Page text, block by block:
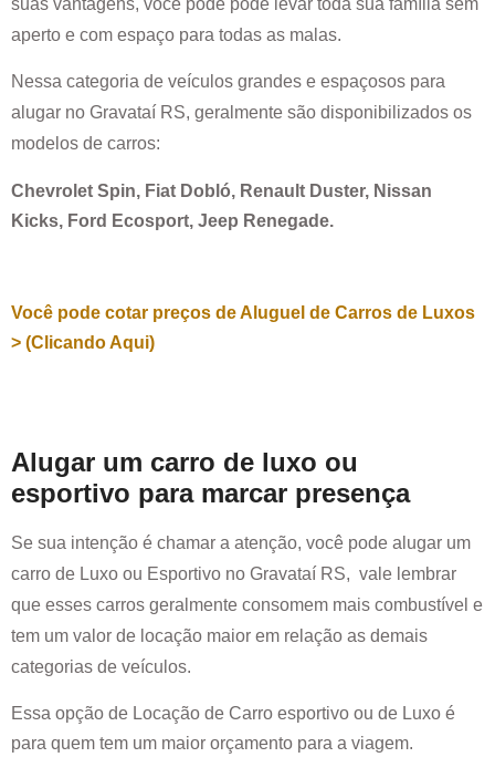
suas vantagens, você pode pode levar toda sua família sem
aperto e com espaço para todas as malas.
Nessa categoria de veículos grandes e espaçosos para
alugar no Gravataí RS, geralmente são disponibilizados os
modelos de carros:
Chevrolet Spin, Fiat Dobló, Renault Duster, Nissan
Kicks, Ford Ecosport, Jeep Renegade.
Você pode cotar preços de Aluguel de Carros de Luxos
> (Clicando Aqui)
Alugar um carro de luxo ou
esportivo para marcar presença
Se sua intenção é chamar a atenção, você pode alugar um
carro de Luxo ou Esportivo no Gravataí RS, vale lembrar
que esses carros geralmente consomem mais combustível e
tem um valor de locação maior em relação as demais
categorias de veículos.
Essa opção de Locação de Carro esportivo ou de Luxo é
para quem tem um maior orçamento para a viagem.